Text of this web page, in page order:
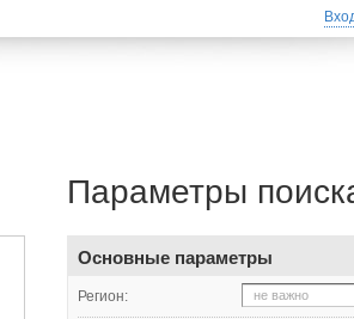
Параметры
Основные параметры
Регион: